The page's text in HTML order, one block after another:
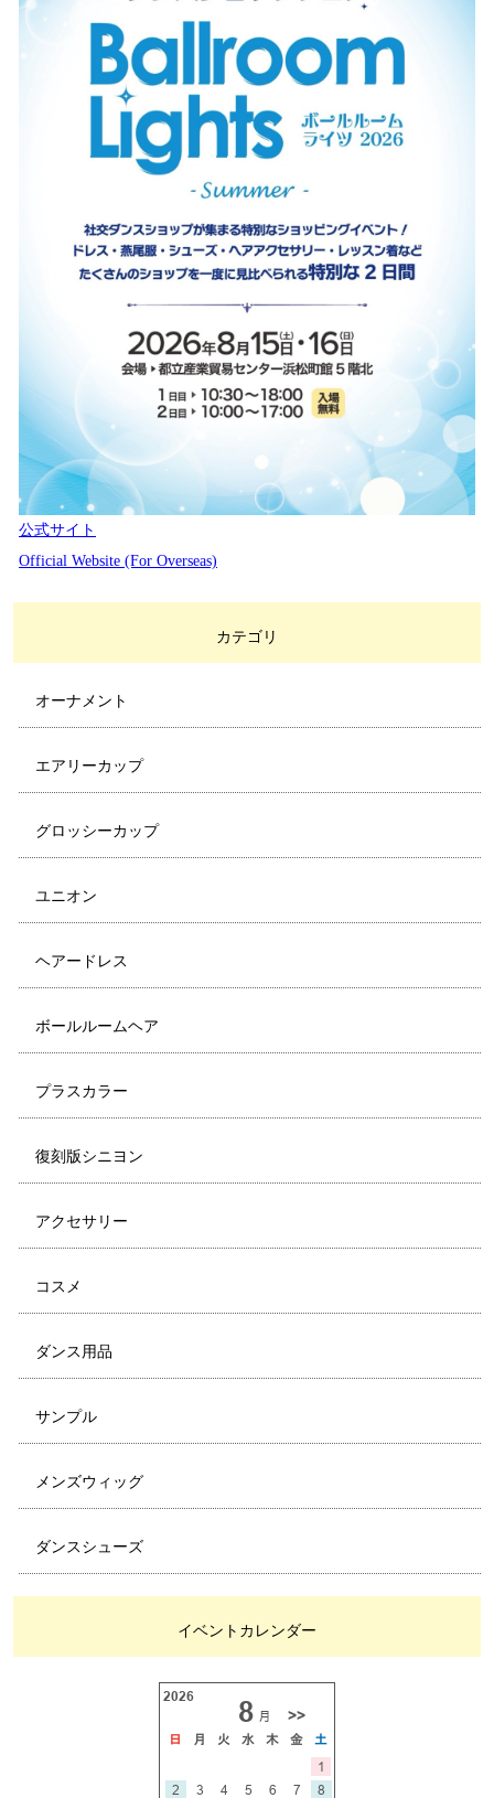
公式サイト
Official Website (For Overseas)
カテゴリ
オーナメント
エアリーカップ
グロッシーカップ
ユニオン
ヘアードレス
ボールルームヘア
プラスカラー
復刻版シニヨン
アクセサリー
コスメ
ダンス用品
サンプル
メンズウィッグ
ダンスシューズ
イベントカレンダー